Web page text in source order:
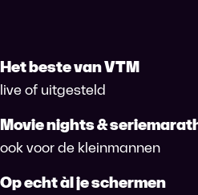
Het beste van VTM
live of uitgesteld
Movie nights &
ook voor de kleinmannen
Op echt àl je schermen